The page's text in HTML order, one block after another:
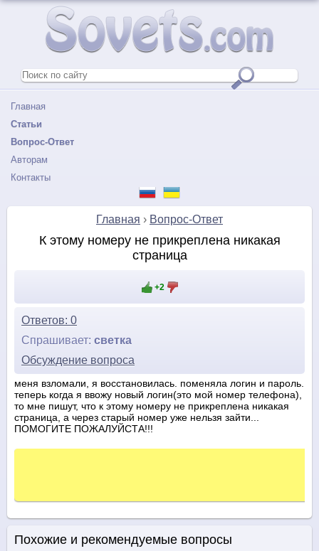
Главная
Статьи
Вопрос-Ответ
Авторам
Контакты
Главная › Вопрос-Ответ
К этому номеру не прикреплена никакая
страница
+2
Ответов: 0
Спрашивает: светка
Обсуждение вопроса
меня взломали, я восстановилась. поменяла логин и пароль.
теперь когда я ввожу новый логин(это мой номер телефона),
то мне пишут, что к этому номеру не прикреплена никакая
страница, а через старый номер уже нельзя зайти...
ПОМОГИТЕ ПОЖАЛУЙСТА!!!
Похожие и рекомендуемые вопросы